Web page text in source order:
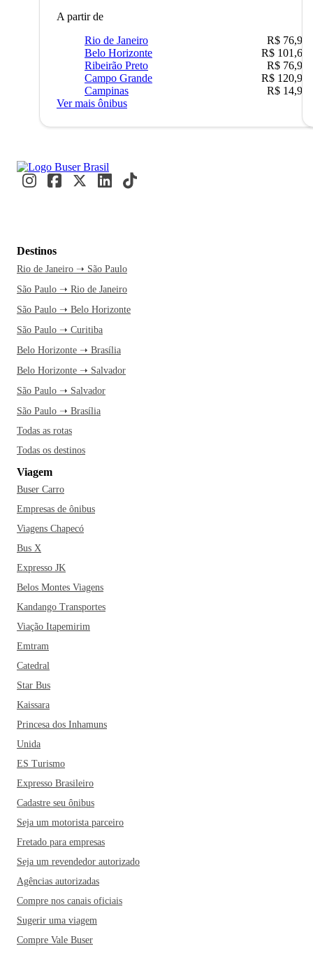
A partir de
Rio de Janeiro
R$ 76,90
Belo Horizonte
R$ 101,67
Ribeirão Preto
R$ 76,90
Campo Grande
R$ 120,90
Campinas
R$ 14,90
Ver mais ônibus
Destinos
Rio de Janeiro ➝ São Paulo
São Paulo ➝ Rio de Janeiro
São Paulo ➝ Belo Horizonte
São Paulo ➝ Curitiba
Belo Horizonte ➝ Brasília
Belo Horizonte ➝ Salvador
São Paulo ➝ Salvador
São Paulo ➝ Brasília
Todas as rotas
Todas os destinos
Viagem
Buser Carro
Empresas de ônibus
Viagens Chapecó
Bus X
Expresso JK
Belos Montes Viagens
Kandango Transportes
Viação Itapemirim
Emtram
Catedral
Star Bus
Kaissara
Princesa dos Inhamuns
Unida
ES Turismo
Expresso Brasileiro
Cadastre seu ônibus
Seja um motorista parceiro
Fretado para empresas
Seja um revendedor autorizado
Agências autorizadas
Compre nos canais oficiais
Sugerir uma viagem
Compre Vale Buser